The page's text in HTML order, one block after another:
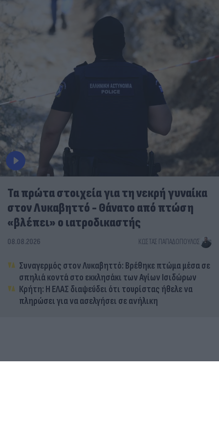
Τα πρώτα στοιχεία για τη νεκρή γυναίκα
στον Λυκαβηττό - Θάνατο από πτώση
«βλέπει» ο ιατροδικαστής
08.08.2026 ΚΏΣΤΑΣ ΠΑΠΑΔΌΠΟΥΛΟΣ
Συναγερμός στον Λυκαβηττό: Βρέθηκε πτώμα μέσα σε
σπηλιά κοντά στο εκκλησάκι των Αγίων Ισιδώρων
Κρήτη: Η ΕΛΑΣ διαψεύδει ότι τουρίστας ήθελε να
πληρώσει για να ασελγήσει σε ανήλικη